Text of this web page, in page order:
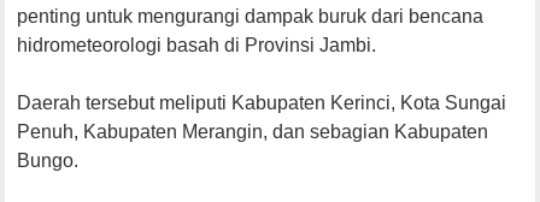
penting untuk mengurangi dampak buruk dari bencana
hidrometeorologi basah di Provinsi Jambi.
Daerah tersebut meliputi Kabupaten Kerinci, Kota Sungai
Penuh, Kabupaten Merangin, dan sebagian Kabupaten
Bungo.